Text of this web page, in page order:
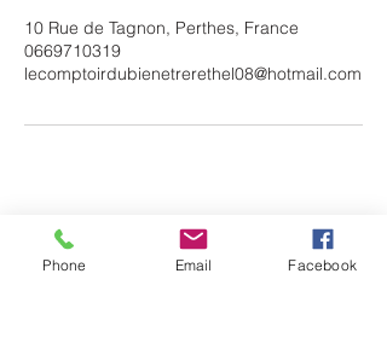
10 Rue de Tagnon, Perthes, France
0669710319
lecomptoirdubienetrerethel08@hotmail.com
Phone Email Facebook